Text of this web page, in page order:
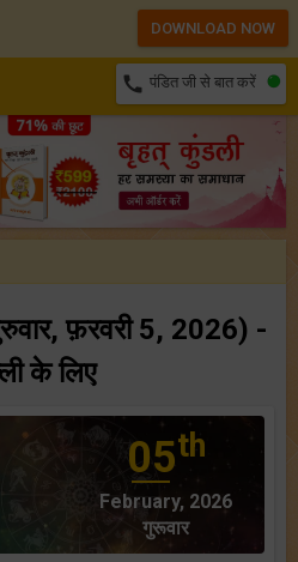
call पंडित जी से बात करें
फ़रवरी 5, 2026) -
के लिए
05th
February, 2026
गुरूवार
DOWNLOAD NOW